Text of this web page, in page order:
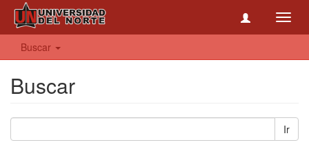
Buscar
Buscar
Ir